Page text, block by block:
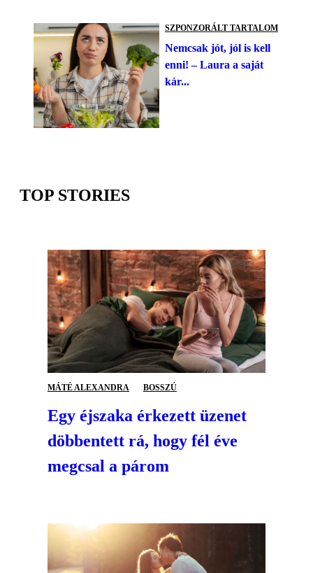
SZPONZORÁLT TARTALOM
Nemcsak jót, jól is kell
enni! – Laura a saját
kár...
TOP STORIES
MÁTÉ ALEXANDRA BOSSZÚ
Egy éjszaka érkezett üzenet
döbbentett rá, hogy fél éve
megcsal a párom